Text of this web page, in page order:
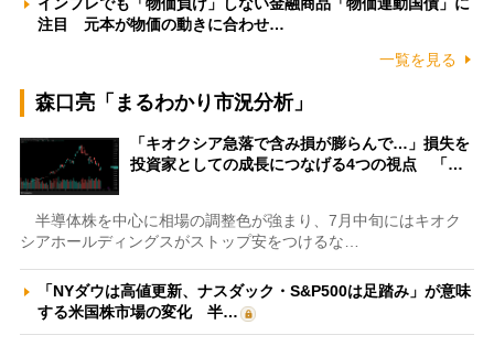
インフレでも「物価負け」しない金融商品「物価連動国債」に
注目 元本が物価の動きに合わせ…
一覧を見る
森口亮「まるわかり市況分析」
「キオクシア急落で含み損が膨らんで…」損失を
投資家としての成長につなげる4つの視点 「…
半導体株を中心に相場の調整色が強まり、7月中旬にはキオク
シアホールディングスがストップ安をつけるな…
「NYダウは高値更新、ナスダック・S&P500は足踏み」が意味
する米国株市場の変化 半…